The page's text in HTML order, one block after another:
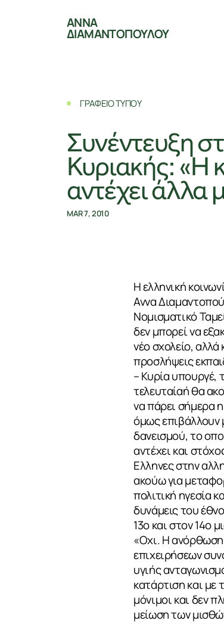
ΑΝΝΑ
ΔΙΑΜΑΝΤΟΠΟΥΛΟΥ
ΓΡΑΦΕΙΟ ΤΥΠΟΥ
Συνέντευξη
Κυριακής: «Η
αντέχει άλλα
MAR 7, 2010
Η ελληνική
Αννα
Νομισματικό
δεν μπορεί να
νέο σχολείο,
προσλήψεις
– Κυρία υπουργέ,
τελευταίαή θα
να πάρει σήμερα
όμως επιβάλλουν
δανεισμού, το
αντέχει και
Ελληνες στην
ακούω για
πολιτική ηγεσία
δυνάμεις του
13ο και στον 14ο
«Οχι. Η ανόρθωση
επιχειρήσεων
υγιής
κατάρτιση και με
μόνιμοι και δεν
μείωση των